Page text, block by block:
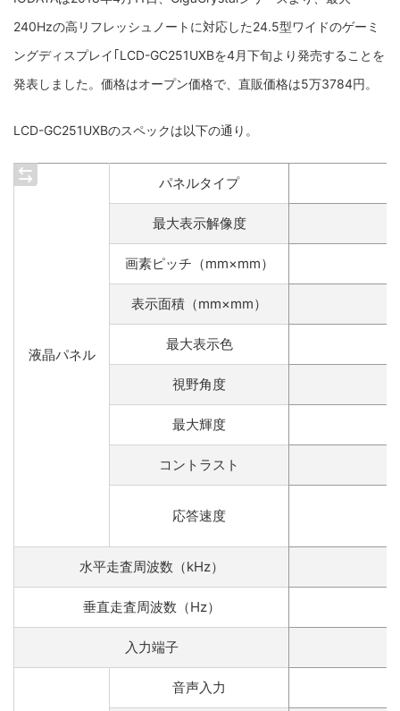
240Hzの高リフレッシュノートに対応した24.5型ワイドのゲーミ
ングディスプレイ｢LCD-GC251UXBを4月下旬より発売することを
発表しました。価格はオープン価格で、直販価格は5万3784円。
LCD-GC251UXBのスペックは以下の通り。
液晶パネル
パネルタイプ
最大表示解像度
画素ピッチ（mm×mm）
表示面積（mm×mm）
最大表示色
視野角度
最大輝度
コントラスト
応答速度
水平走査周波数（kHz）
垂直走査周波数（Hz）
入力端子
音声入力